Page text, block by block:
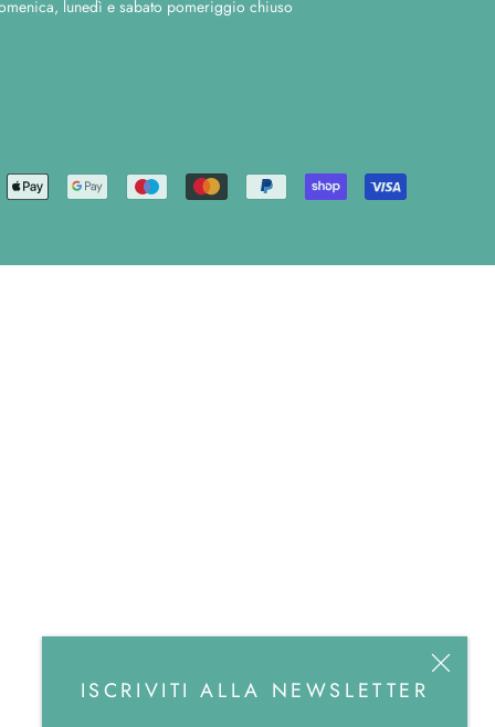
ISCRIVITI ALLA NEWSLETTER
lunedì e sabato pomeriggio chiuso